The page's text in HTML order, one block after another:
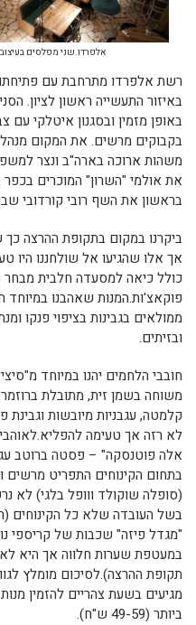
אלפרדו.שני מפלסים בעיצוב
רשת אלפרדו מתרחבת עם
באיזור התעשייה ראשון לציון.
באופן מזמין ובסגנון איטלקי עם
בקבוקים מרשים. את המקום
משהות ארוכה בארה"ב ונצר
את אולמי "השרון" המוכרים
בראשון את השף רובי קורדובי
ביקרנו במקום בתקופת ההרצה כך
אך אלו שהגיעו אל שולחננו היו
כולל כיאה למסעדה חלבית
פוקאצ'ות.המנות שאהבנו במיוחד
ממולאים בגבינות בציפוי פנקו
ובזיתים.
חובבי הלחמים יהנו במיוחד
משוחה בשמן זית, מתובלת
קלמטה, עגבניות מיובשות
לא רזה אך טעימה
אלה פוטנסקה" – פסטה ברוטב
בתחום הקינוחים התפריט מרשים
(סופלה שוקולד ווופל בלגי) לא
בשל העובדה שלא כל הקינוחים
"מגדל פיזה" שכבות של קריספי
במעטפת שערות חלווה אך היא
תקופת ההרצה).לסיכום מומלץ
מגיעים בשעת צהריים להזמין
ביותר (49-59 ש"ח).